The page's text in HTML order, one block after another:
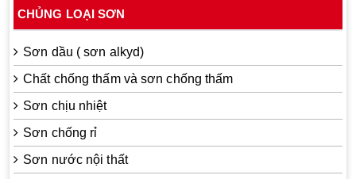
CHỦNG LOẠI SƠN
Sơn dầu ( sơn alkyd)
Chất chống thấm và sơn chống thấm
Sơn chịu nhiệt
Sơn chống rỉ
Sơn nước nội thất